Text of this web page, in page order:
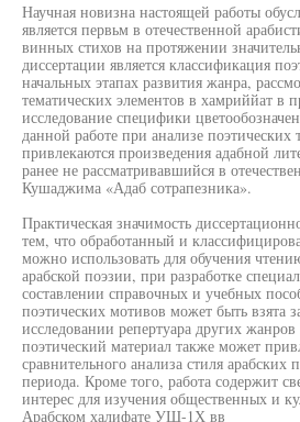
Научная новизна настоящей работы
является первьм в отечественной
винных стихов на протяжении
диссертации является классификация
начальных этапах развития жанра,
тематических элементов в хамриййат в
исследование специфики
данной работе при анализе поэтических
привлекаются произведения адабной
ранее не рассматривавшийся в
Кушаджима «Адаб сотрапезника».
Практическая значимость
тем, что обработанный и
можно использовать для обучения
арабской поэзии, при разработке
составлении справочных и учебных
поэтических мотивов может быть взята
исследовании репертуара других
поэтический материал также может
сравнительного анализа стиля арабских
периода. Кроме того, работа содержит
интерес для изучения общественных и
Арабском халифате УШ-1Х вв